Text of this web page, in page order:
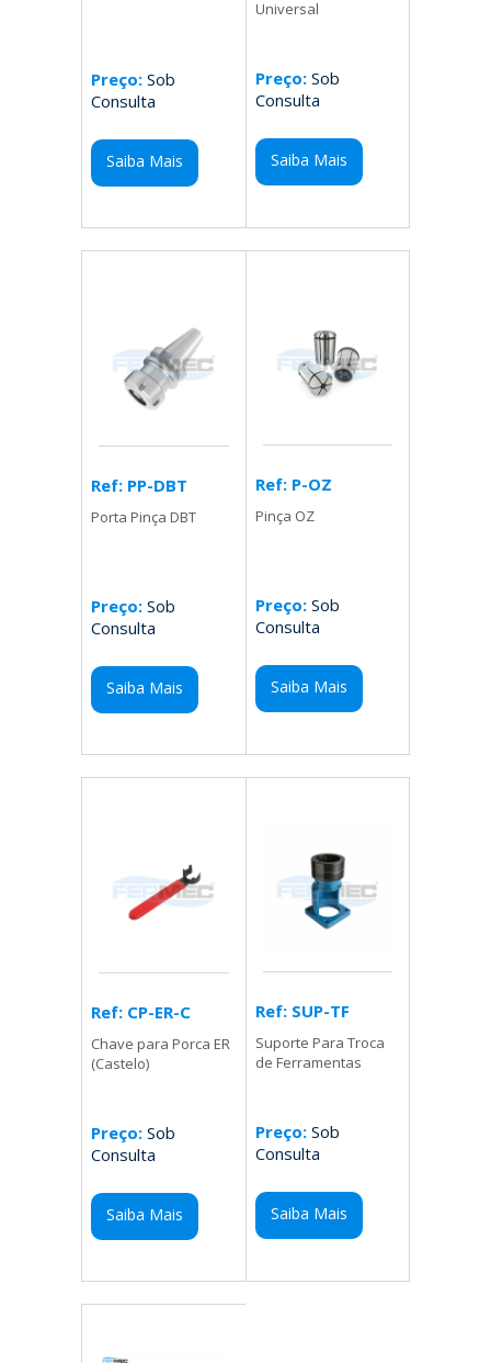
Preço: Sob
Consulta
Saiba Mais
Universal
Preço:Sob
Consulta
Saiba Mais
Ref: PP-DBT
Porta Pinça DBT
Preço: Sob
Consulta
Saiba Mais
Ref: P-OZ
Pinça OZ
Preço:Sob
Consulta
Saiba Mais
Ref: CP-ER-C
Chave para Porca ER
(Castelo)
Preço: Sob
Consulta
Saiba Mais
Ref: SUP-TF
Suporte Para Troca
de Ferramentas
Preço:Sob
Consulta
Saiba Mais